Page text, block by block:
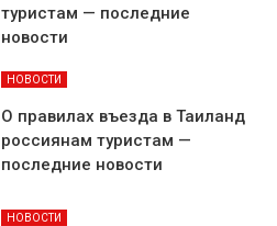
туристам — последние
новости
НОВОСТИ
О правилах въезда в Таиланд
россиянам туристам —
последние новости
НОВОСТИ